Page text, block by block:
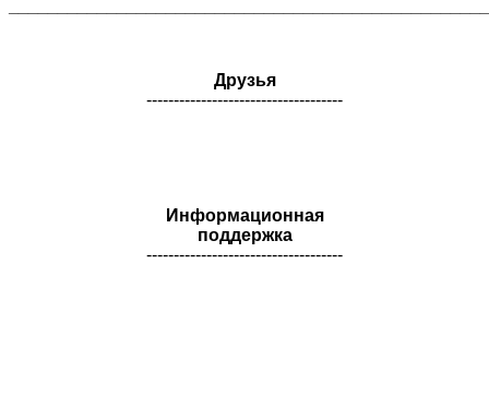
Друзья
------------------------------------
Информационная
поддержка
------------------------------------